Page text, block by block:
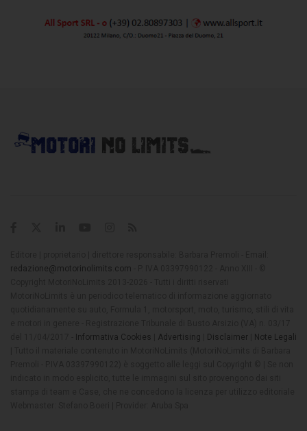
redazione@motorinolimits.com
Informativa Cookies Advertising Disclaimer
Note Legali